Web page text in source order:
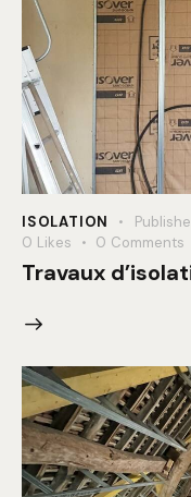
ISOLATION
0 Likes 0 Comments
Travaux